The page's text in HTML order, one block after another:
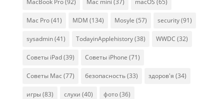
MacBook Pro(92) Mac mini (37) macOS (65)
Mac Pro(41) MDM (134) Mosyle (57) security(91)
sysadmin(41) TodayinApplehistory(38) WWDC (32)
Советы iPad(39) Советы iPhone (71)
Советы Mac (77) безопасность(33) здоров'я (34)
игры(83) слухи (40) фото(36)